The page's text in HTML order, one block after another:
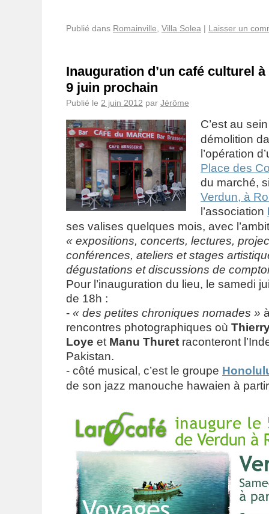
Publié dans Romainville Villa Solea | Laisser un
Inauguration d’un café culturel
9 juin prochain
Publié le 2 juin 2012 par Jérôme
C’est au
démolition
l’opération
Place des
du marché,
Verdun, à
l’association
ses valises quelques mois, avec
« expositions, concerts, lectures,
conférences, ateliers et stages
dégustations et discussions de
Pour l’inauguration du lieu, le samedi
de 18h :
- « des petites chroniques nomades »
rencontres photographiques où
Loye et Manu Thuret raconteront
Pakistan.
- côté musical, c’est le groupe
de son jazz manouche hawaien à